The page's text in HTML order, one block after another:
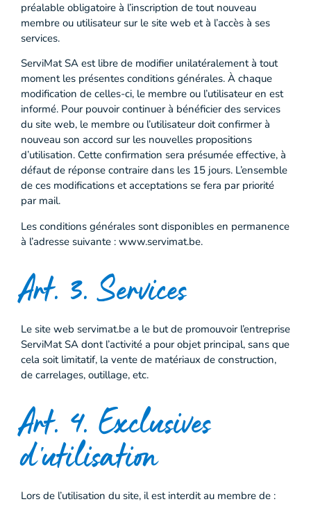
préalable obligatoire à l’inscription de tout nouveau
membre ou utilisateur sur le site web et à l’accès à ses
services.
ServiMat SA est libre de modifier unilatéralement à tout
moment les présentes conditions générales. À chaque
modification de celles-ci, le membre ou l’utilisateur en est
informé. Pour pouvoir continuer à bénéficier des services
du site web, le membre ou l’utilisateur doit confirmer à
nouveau son accord sur les nouvelles propositions
d’utilisation. Cette confirmation sera présumée effective, à
défaut de réponse contraire dans les 15 jours. L’ensemble
de ces modifications et acceptations se fera par priorité
par mail.
Les conditions générales sont disponibles en permanence
à l’adresse suivante : www.servimat.be.
Art. 3. Services
Le site web servimat.be a le but de promouvoir l’entreprise
ServiMat SA dont l’activité a pour objet principal, sans que
cela soit limitatif, la vente de matériaux de construction,
de carrelages, outillage, etc.
Art. 4. Exclusives
d’utilisation
Lors de l’utilisation du site, il est interdit au membre de :